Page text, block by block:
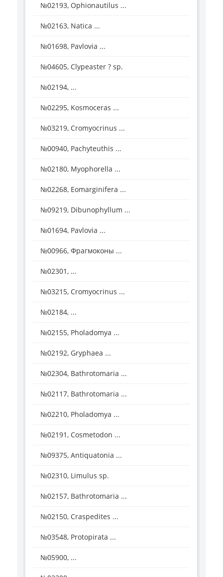
№02193, Ophionautilus ...
№02163, Natica ...
№01698, Pavlovia ...
№04605, Clypeaster ? sp.
№02194, ...
№02295, Kosmoceras ...
№03219, Cromyocrinus ...
№00940, Pachyteuthis ...
№02180, Myophorella ...
№02268, Eomarginifera ...
№09219, Dibunophyllum ...
№01694, Pavlovia ...
№00966, Фрагмоконы ...
№02301, ...
№03215, Cromyocrinus ...
№02184, ...
№02155, Pholadomya ...
№02192, Gryphaea ...
№02304, Bathrotomaria ...
№02117, Bathrotomaria ...
№02210, Pholadomya ...
№02191, Cosmetodon ...
№09375, Antiquatonia ...
№02310, Limulus sp.
№02157, Bathrotomaria ...
№02150, Craspedites ...
№03548, Protopirata ...
№05900, ...